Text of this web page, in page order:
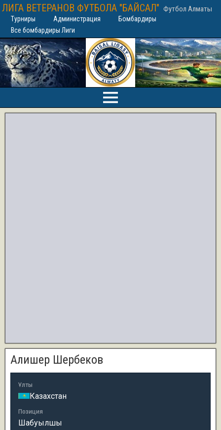
ЛИГА ВЕТЕРАНОВ ФУТБОЛА "БАЙСАЛ" Футбол Алматы
Турниры Администрация
Бомбардиры
Все бомбардиры Лиги
Алишер Шербеков
Ұлты
Казахстан
Позиция
Шабуылшы